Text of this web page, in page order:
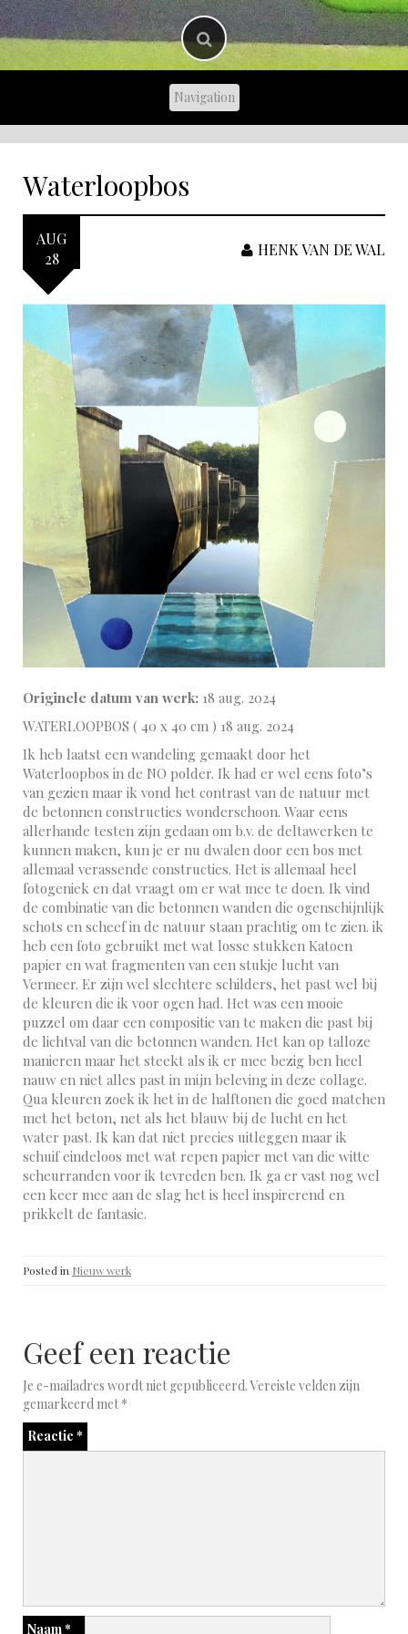
Waterloopbos
AUG
28
HENK VAN DE WAL
Originele datum van werk: 18 aug. 2024
WATERLOOPBOS ( 40 x 40 cm ) 18 aug. 2024
Ik heb laatst een wandeling gemaakt door het
Waterloopbos in de NO polder. Ik had er wel eens foto’s
van gezien maar ik vond het contrast van de natuur met
de betonnen constructies wonderschoon. Waar eens
allerhande testen zijn gedaan om b.v. de deltawerken te
kunnen maken, kun je er nu dwalen door een bos met
allemaal verassende constructies. Het is allemaal heel
fotogeniek en dat vraagt om er wat mee te doen. Ik vind
de combinatie van die betonnen wanden die ogenschijnlijk
schots en scheef in de natuur staan prachtig om te zien. ik
heb een foto gebruikt met wat losse stukken Katoen
papier en wat fragmenten van een stukje lucht van
Vermeer. Er zijn wel slechtere schilders, het past wel bij
de kleuren die ik voor ogen had. Het was een mooie
puzzel om daar een compositie van te maken die past bij
de lichtval van die betonnen wanden. Het kan op talloze
manieren maar het steekt als ik er mee bezig ben heel
nauw en niet alles past in mijn beleving in deze collage.
Qua kleuren zoek ik het in de halftonen die goed matchen
met het beton, net als het blauw bij de lucht en het
water past. Ik kan dat niet precies uitleggen maar ik
schuif eindeloos met wat repen papier met van die witte
scheurranden voor ik tevreden ben. Ik ga er vast nog wel
een keer mee aan de slag het is heel inspirerend en
prikkelt de fantasie.
Posted in Nieuw werk
Geef een reactie
Je e-mailadres wordt niet gepubliceerd. Vereiste velden zijn
gemarkeerd met*
Reactie *
Naam*